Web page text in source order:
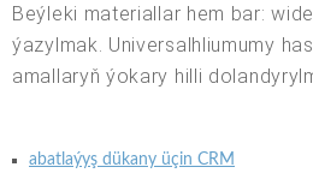
Beýleki materiallar hem bar:
ýazylmak. Universalhliumumy
amallaryň ýokary hilli
abatlaýyş dükany üçin CRM